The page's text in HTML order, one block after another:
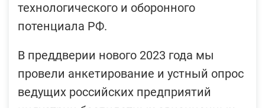
технологического и оборонного
потенциала РФ.
В преддверии нового 2023 года мы
провели анкетирование и устный опрос
ведущих российских предприятий